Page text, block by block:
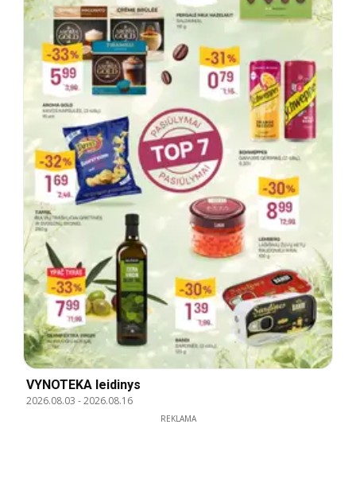
VYNOTEKA leidinys
2026.08.03 -2026.08.16
REKLAMA